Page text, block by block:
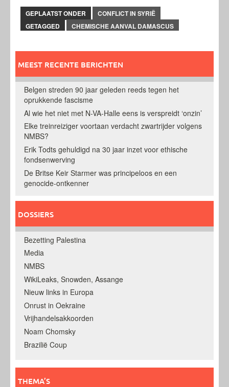
GEPLAATST ONDER
CONFLICT IN SYRIË
GETAGGED
CHEMISCHE AANVAL DAMASCUS
MEEST RECENTE BERICHTEN
Belgen streden 90 jaar geleden reeds tegen het
oprukkende fascisme
Al wie het niet met N-VA-Halle eens is verspreidt ‘onzin’
Elke treinreiziger voortaan verdacht zwartrijder volgens
NMBS?
Erik Todts gehuldigd na 30 jaar inzet voor ethische
fondsenwerving
De Britse Keir Starmer was principeloos en een
genocide-ontkenner
DOSSIERS
Bezetting Palestina
Media
NMBS
WikiLeaks, Snowden, Assange
Nieuw links in Europa
Onrust in Oekraine
Vrijhandelsakkoorden
Noam Chomsky
Brazilië Coup
THEMA’S